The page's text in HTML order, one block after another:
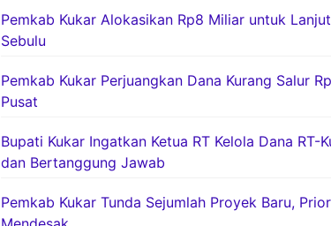
Pemkab Kukar Alokasikan Rp8 Miliar untuk
Sebulu
Pemkab Kukar Perjuangkan Dana Kurang Salur
Pusat
Bupati Kukar Ingatkan Ketua RT Kelola Dana RT-
dan Bertanggung Jawab
Pemkab Kukar Tunda Sejumlah Proyek Baru,